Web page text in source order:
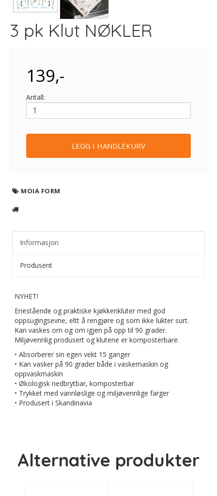
3 pk Klut NØKLER
139,-
Antall:
LEGG I HANDLEKURV
MOIA FORM
Informasjon
Produsent
NYHET!
Enestående og praktiske kjøkkenkluter med god
oppsugingsevne, eltt å rengjøre og som ikke lukter surt.
Kan vaskes om og om igjen på opp til 90 grader.
Miljøvennlig produsert og klutene er komposterbare.
• Absorberer sin egen vekt 15 ganger
• Kan vasker på 90 grader både i vaskemaskin og
oppvaskmaskin
• Økologisk nedbrytbar, komposterbar
• Trykket med vannløslige og miljøvennlige farger
• Produsert i Skandinavia
Alternative produkter